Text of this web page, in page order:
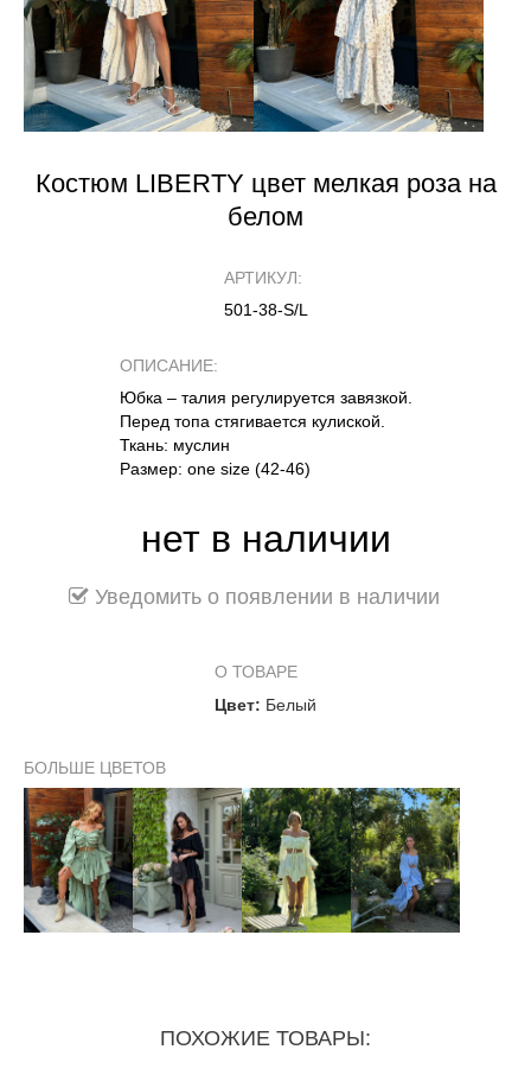
Костюм LIBERTY цвет мелкая роза на
белом
АРТИКУЛ:
501-38-S/L
ОПИСАНИЕ:
Юбка – талия регулируется завязкой.
Перед топа стягивается кулиской.
Ткань: муслин
Размер: one size (42-46)
нет в наличии
Уведомить о появлении в наличии
О ТОВАРЕ
Цвет: Белый
БОЛЬШЕ ЦВЕТОВ
ПОХОЖИЕ ТОВАРЫ: